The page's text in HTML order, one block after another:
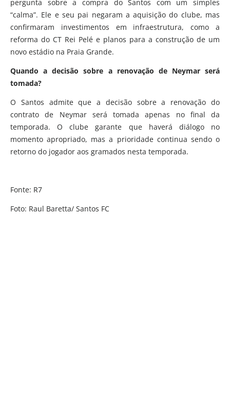
pergunta sobre a compra do Santos com um simples
“calma”. Ele e seu pai negaram a aquisição do clube, mas
confirmaram investimentos em infraestrutura, como a
reforma do CT Rei Pelé e planos para a construção de um
novo estádio na Praia Grande.
Quando a decisão sobre a renovação de Neymar será
tomada?
O Santos admite que a decisão sobre a renovação do
contrato de Neymar será tomada apenas no final da
temporada. O clube garante que haverá diálogo no
momento apropriado, mas a prioridade continua sendo o
retorno do jogador aos gramados nesta temporada.
Fonte: R7
Foto: Raul Baretta/ Santos FC